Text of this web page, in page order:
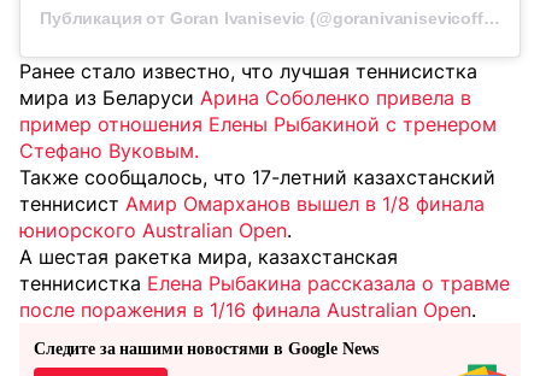
Публикация от Goran Ivanisevic (@goranivanisevicofficial)
Ранее стало известно, что лучшая теннисистка
мира из Беларуси Арина Соболенко привела в
пример отношения Елены Рыбакиной с тренером
Стефано Вуковым.
Также сообщалось, что 17-летний казахстанский
теннисист Амир Омарханов вышел в 1/8 финала
юниорского Australian Open.
А шестая ракетка мира, казахстанcкая
теннисистка Елена Рыбакина рассказала о травме
после поражения в 1/16 финала Australian Open.
Следите за нашими новостями в Google News